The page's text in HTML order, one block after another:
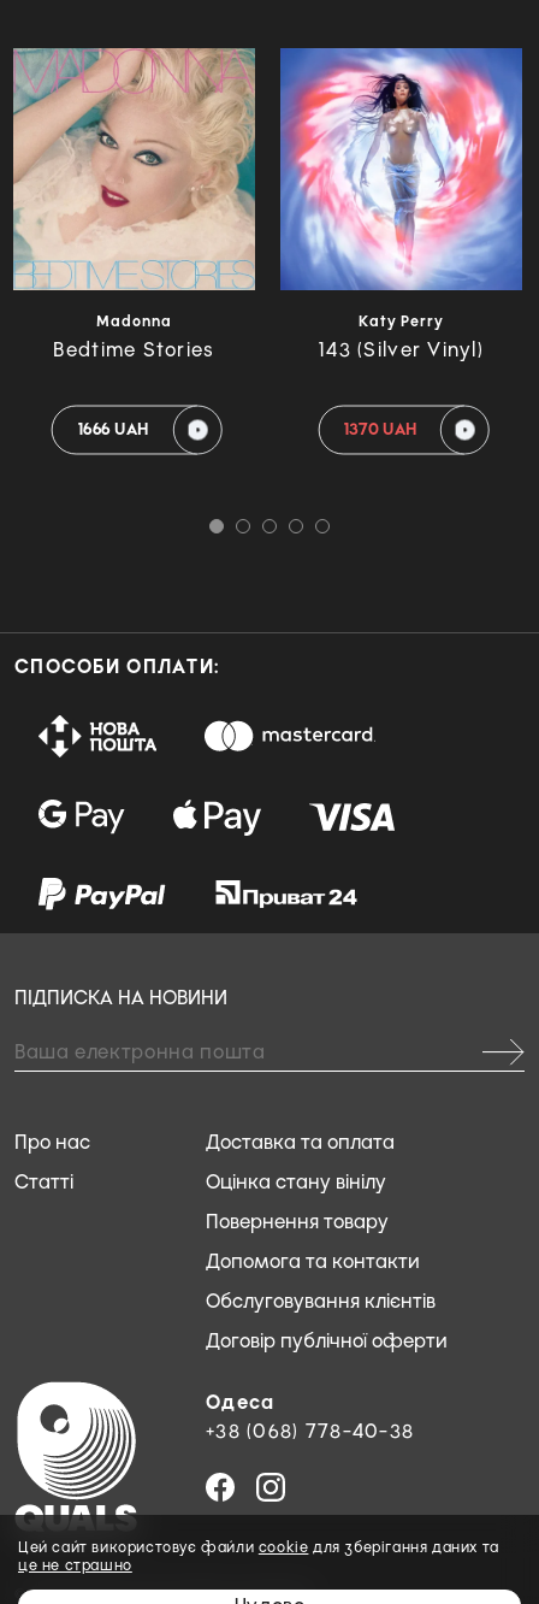
Madonna
Bedtime Stories
1666 UAH
Katy Perry
143 (Silver Vinyl)
1370 UAH
СПОСОБИ ОПЛАТИ:
Одеса
+38 (068) 778-40-38
Доставка та оплата
Оцінка стану вінілу
Повернення товару
Допомога та контакти
Обслуговування клієнтів
Договір публічної оферти
Про нас
Статті
ПІДПИСКА НА НОВИНИ
© 2026 QUALS. Всі права захищені.
Цей сайт використовує файли cookie для зберігання даних та
це не страшно